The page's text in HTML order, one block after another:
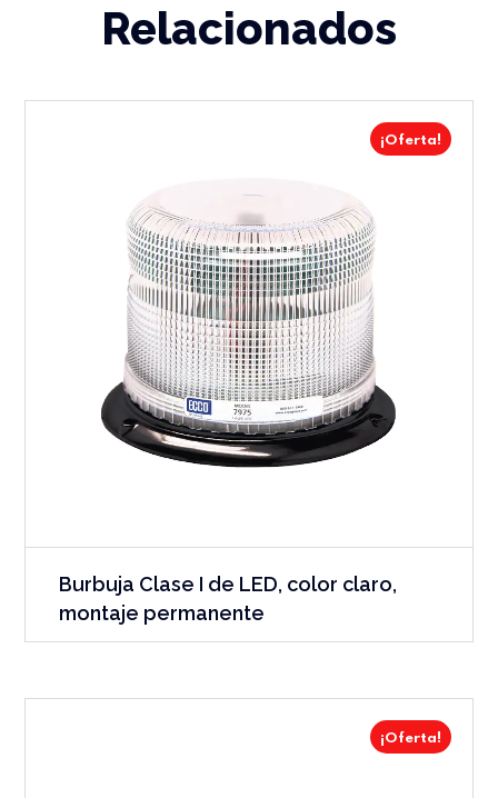
Relacionados
¡Oferta!
Burbuja Clase I de LED, color claro,
montaje permanente
¡Oferta!